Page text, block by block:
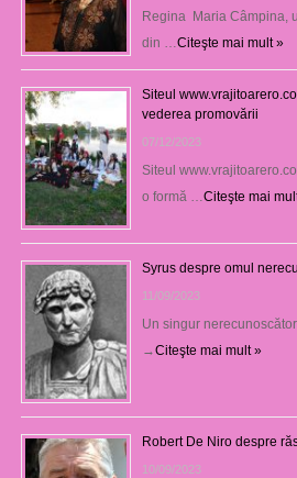
Regina Maria Câmpina,
din … Citeşte mai mult »
Siteul
vederea promovării
07/12/2023
Siteul
o formă … Citeşte mai
Syrus despre omul
11/09/2023
Un singur
→Citeşte mai mult »
Robert De Niro despre
10/09/2023